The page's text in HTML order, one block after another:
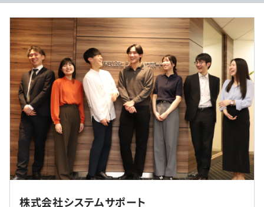
・エンドユーザーとの直接取引の割合が高いため、上流工
程から一貫して携わることができます。
顧客から直接「ありがとう」という感謝の言葉をいただく
こともあります。
・ECサイト事業者向け生成AIソリューション
・企業向けAIアシスタントシステム
・クラウド型シフト管理システム
・飲食店向け食材自動発注システム
・POSシステム
・クラウド環境のシステムの運用・監視のための緊急時自
Web開催のみとなります
＜大学院卒＞
基本給:229,300円＋固定時間外手当(10時間分):17,914円＝
計247,214円
＜大学卒＞
基本給:224,300円＋固定時間外手当(10時間分):17,523円＝
計241,823円
＜高専短卒＞
基本給:214,300円＋固定時間外手当(10時間分):16,742円＝
計231,042円
平均勤続年数
6.5年
研修の有無及び内容
＜研修制度＞
●新入社員研修
・入社～1週間（全体集合研修）：全新入社員に対し、ビ
ジネススキル研修を実施。
にて技術研修等を実施。
株式会社システムサポート